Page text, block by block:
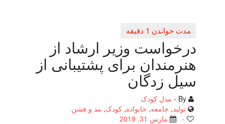
وزیر ارشاد از
برای پشتیبانی از
زدگان
مدل کودک
,خانواده ,کودک,مد و فشن
مارس 31, 2019